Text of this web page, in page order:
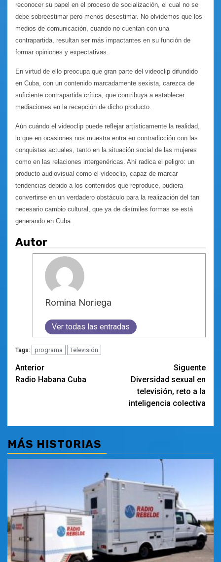
reconocer su papel en el proceso de socialización, el cual no se
debe sobreestimar pero menos desestimar. No olvidemos que los
medios de comunicación, cuando no cuentan con una
contrapartida, resultan ser más impactantes en su función de
formar opiniones y expectativas.
En virtud de ello preocupa que gran parte del videoclip difundido
en Cuba, con un contenido marcadamente sexista, carezca de
suficiente contrapartida crítica, que contribuya a establecer
mediaciones en la recepción de dicho producto.
Aún cuándo el videoclip puede reflejar artísticamente la realidad,
lo que en ocasiones nos muestra entra en contradicción con las
conquistas actuales, tanto en la situación social de las mujeres
como en las relaciones intergenéricas. Ahí radica el peligro: un
producto audiovisual como el videoclip, capaz de marcar
tendencias debido a los contenidos que reproduce, pudiera
convertirse en un verdadero obstáculo para la realización del tan
necesario cambio cultural, que ya de disímiles formas se está
generando en Cuba.
Autor
Romina Noriega
Ver todas las entradas
Tags: programa Televisión
Navegación
de
Anterior
Radio Habana Cuba
Siguente
Diversidad sexual en
televisión, reto a la
inteligencia colectiva
MÁS HISTORIAS